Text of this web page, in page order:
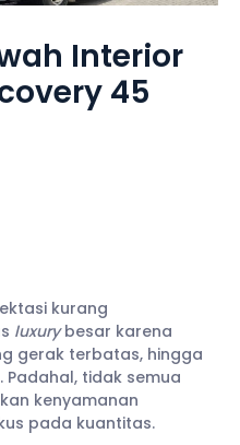
Interior
45
kurang
luxurybesar karena
gerak terbatas, hingga
tidak semua
kenyamanan
pada kuantitas.